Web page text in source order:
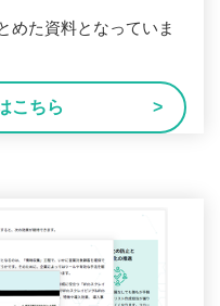
めた資料となっていま
こちら